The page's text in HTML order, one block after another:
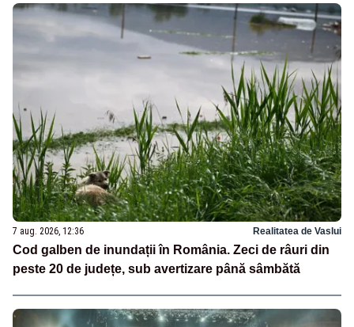
7 aug. 2026, 12:36 Realitatea de Vaslui
Cod galben de inundații în România. Zeci de râuri din
peste 20 de județe, sub avertizare până sâmbătă